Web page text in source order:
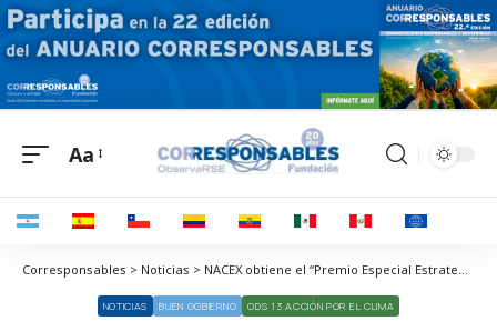
Aa
Corresponsables > Noticias > NACEX obtiene el “Premio Especial Estrategia” en los Premios Internacionales de Movilidad
NOTICIAS BUEN GOBIERNO ODS 13 ACCIÓN POR EL CLIMA